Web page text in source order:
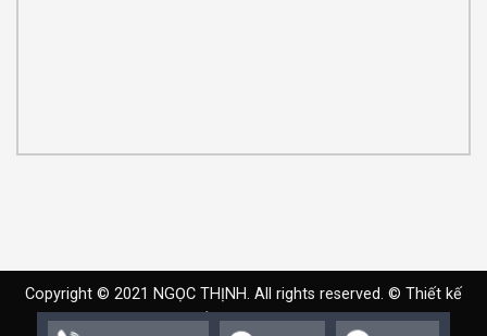
Copyright © 2021 NGỌC THỊNH. All rights reserved. © Thiết kế
webbởi Expro Việt Nam